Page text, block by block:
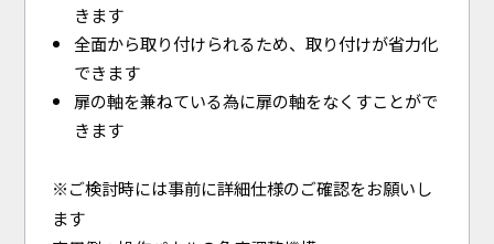
きます
全面から取り付けられるため、取り付けが省力化
できます
扉の軸を兼ねている為に扉の軸をなくすことがで
きます
※ご検討時には事前に詳細仕様のご確認をお願いし
ます